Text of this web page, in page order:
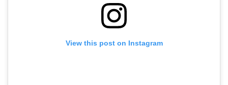
View this post on Instagram